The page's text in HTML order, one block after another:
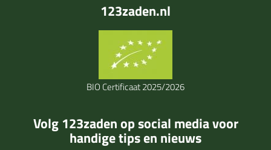
123zaden.nl
BIO Certificaat 2025/2026
Volg 123zaden op social media voor
handige tips en nieuws